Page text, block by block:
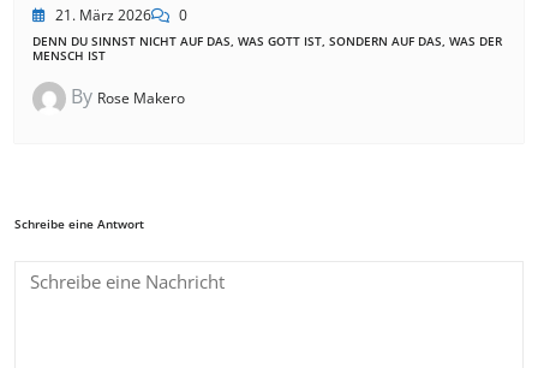
21. März 2026 0
DENN DU SINNST NICHT AUF DAS, WAS GOTT IST, SONDERN AUF DAS, WAS DER
MENSCH IST
By Rose Makero
Schreibe eine Antwort